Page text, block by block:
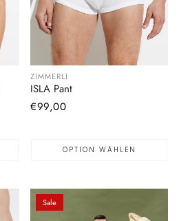
ZIMMERLI
ISLA Pant
Normaler
€99,00
OPTION WÄHLEN
Sale